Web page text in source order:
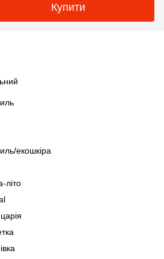
Купити
екошкіра
літо